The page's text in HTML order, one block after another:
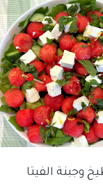
وجبنة الفيتا